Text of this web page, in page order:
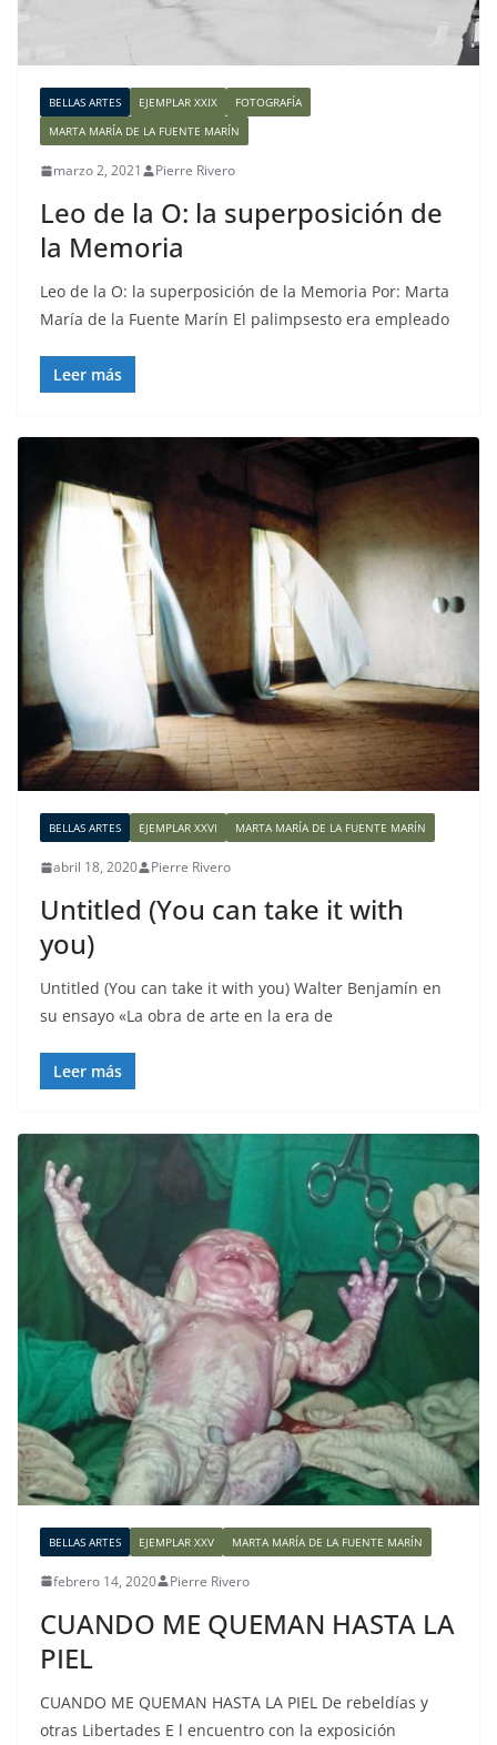
BELLAS ARTES EJEMPLAR XXIX
FOTOGRAFÍA
MARTA MARÍA DE LA FUENTE MARÍN
marzo 2, 2021 Pierre Rivero
Leo de la O: la superposición de
la Memoria
Leo de la O: la superposición de la Memoria Por: Marta
María de la Fuente Marín El palimpsesto era empleado
Leer más
BELLAS ARTES EJEMPLAR XXVI MARTA MARÍA DE LA FUENTE MARÍN
abril 18, 2020 Pierre Rivero
Untitled (You can take it with
you)
Untitled (You can take it with you) Walter Benjamín en
su ensayo «La obra de arte en la era de
Leer más
BELLAS ARTES EJEMPLAR XXV MARTA MARÍA DE LA FUENTE MARÍN
febrero 14, 2020 Pierre Rivero
CUANDO ME QUEMAN HASTA LA
PIEL
CUANDO ME QUEMAN HASTA LA PIEL De rebeldías y
otras Libertades E l encuentro con la exposición